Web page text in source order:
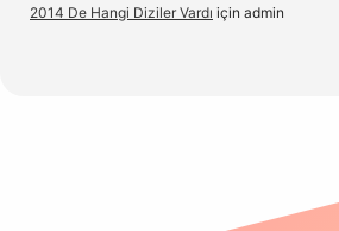
2014 De Hangi Diziler Vardı için admin